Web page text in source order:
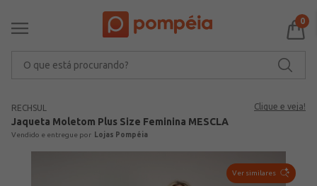
0
RECHSUL Clique e veja!
Jaqueta Moletom Plus Size Feminina MESCLA
Lojas Pompéia
Ver similares